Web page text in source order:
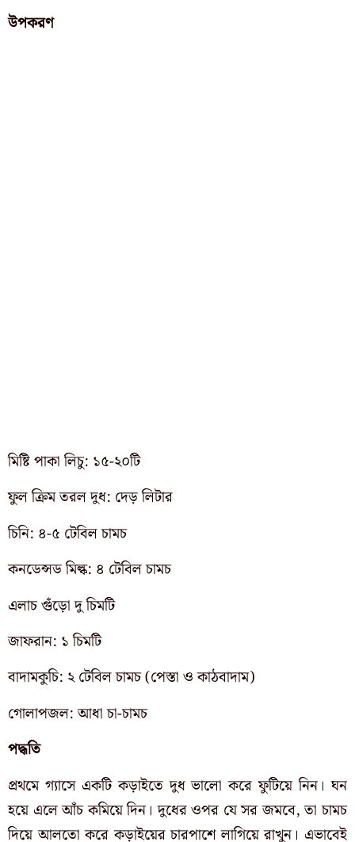
উপকরণ
মিষ্টি পাকা লিচু: ১৫-২০টি
ফুল ক্রিম তরল দুধ: দেড় লিটার
চিনি: ৪-৫ টেবিল চামচ
কনডেন্সড মিল্ক: ৪ টেবিল চামচ
এলাচ গুঁড়ো দু চিমটি
জাফরান: ১ চিমটি
বাদামকুচি: ২ টেবিল চামচ (পেস্তা ও কাঠবাদাম)
গোলাপজল: আধা চা-চামচ
পদ্ধতি
প্রথমে গ্যাসে একটি কড়াইতে দুধ ভালো করে ফুটিয়ে নিন। ঘন
হয়ে এলে আঁচ কমিয়ে দিন। দুধের ওপর যে সর জমবে, তা চামচ
দিয়ে আলতো করে কড়াইয়ের চারপাশে লাগিয়ে রাখুন। এভাবেই